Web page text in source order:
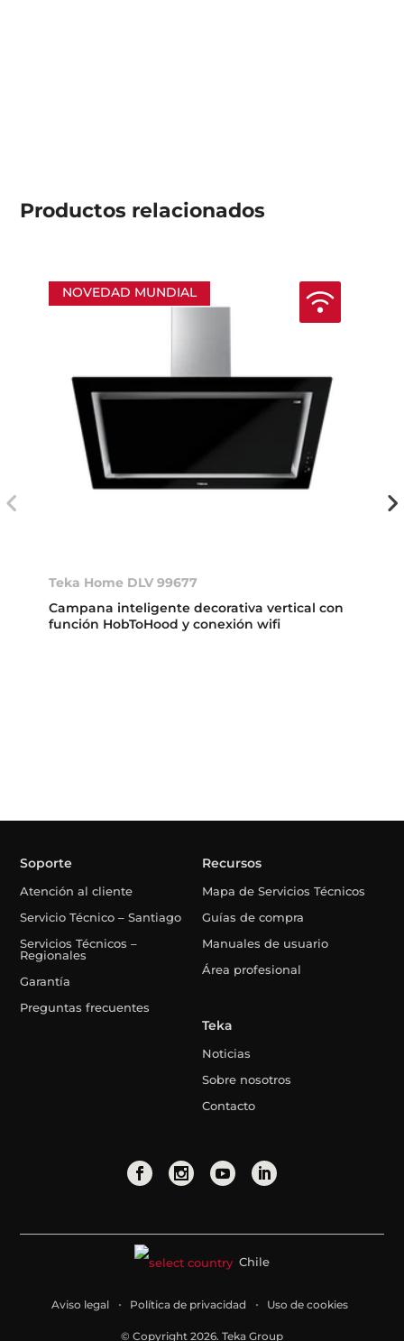
Productos relacionados
NOVEDAD MUNDIAL
Teka Home DLV 99677
Campana inteligente decorativa vertical con
función HobToHood y conexión wifi
Soporte
Atención al cliente
Servicio Técnico – Santiago
Servicios Técnicos –
Regionales
Garantía
Preguntas frecuentes
Recursos
Mapa de Servicios Técnicos
Guías de compra
Manuales de usuario
Área profesional
Teka
Noticias
Sobre nosotros
Contacto
Chile
Aviso legal Política de privacidad Uso de cookies
© Copyright 2026. Teka Group